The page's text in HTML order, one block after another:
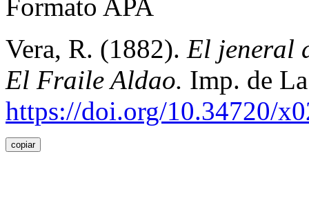
Formato APA
Vera, R. (1882). El jeneral
El Fraile Aldao. Imp. de
https://doi.org/10.34720/
copiar